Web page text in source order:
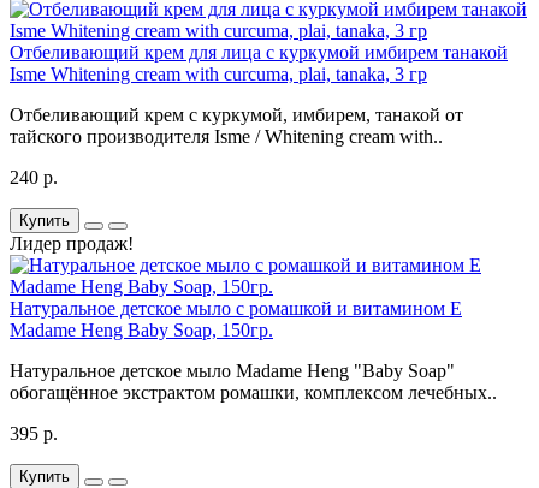
Отбеливающий крем для лица с куркумой имбирем танакой
Isme Whitening cream with curcuma, plai, tanaka, 3 гр
Отбеливающий крем с куркумой, имбирем, танакой от
тайского производителя Isme / Whitening cream with..
240 р.
Купить
Лидер продаж!
Натуральное детское мыло с ромашкой и витамином Е
Madame Heng Baby Soap, 150гр.
Натуральное детское мыло Madame Heng "Baby Soap"
обогащённое экстрактом ромашки, комплексом лечебных..
395 р.
Купить